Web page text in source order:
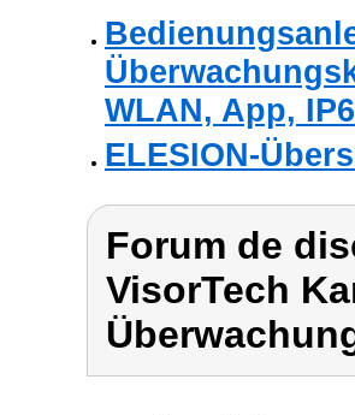
WLAN, App,
ELESION-
Forum de
VisorTech